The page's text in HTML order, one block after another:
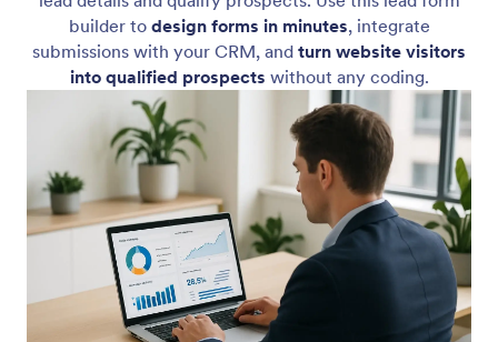
builder to design forms in minutes, integrate
submissions with your CRM, and turn website visitors
into qualified prospects without any coding.